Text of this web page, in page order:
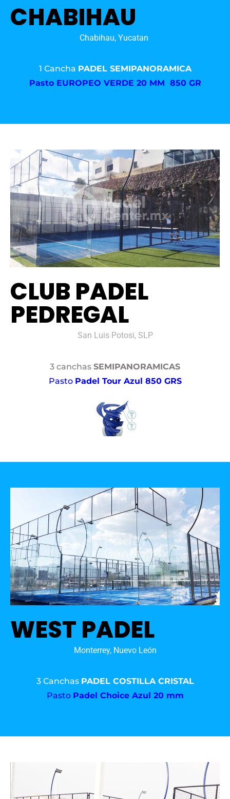
CHABIHAU
Chabihau, Yucatan
1 Cancha PADEL SEMIPANORAMICA
Pasto EUROPEO VERDE 20 MM 850 GR
CLUB PADEL
PEDREGAL
San Luis Potosi, SLP
3 canchas SEMIPANORAMICAS
Pasto Padel Tour Azul 850 GRS
WEST PADEL
Monterrey, Nuevo León
3 Canchas PADEL COSTILLA CRISTAL
Pasto Padel Choice Azul 20 mm